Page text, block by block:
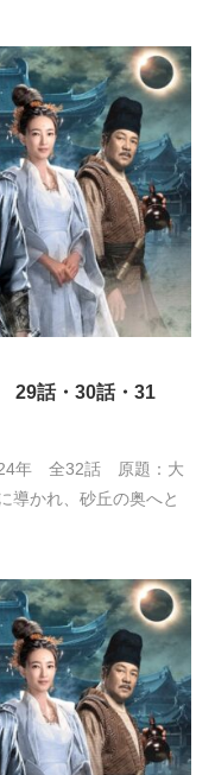
29話・30話・31
年 全32話 原題：大
導かれ、砂丘の奥へと